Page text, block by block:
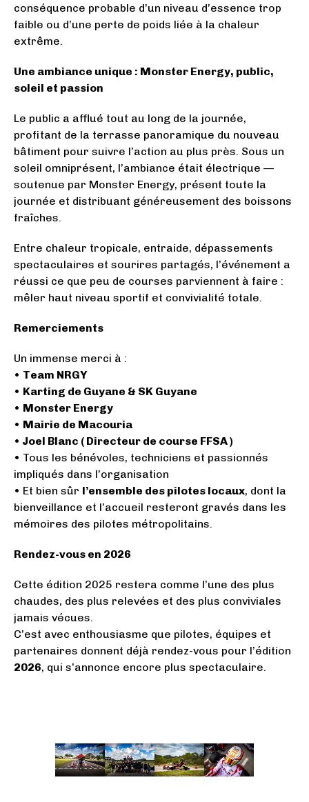
conséquence probable d’un niveau d’essence trop
faible ou d’une perte de poids liée à la chaleur
extrême.
Une ambiance unique : Monster Energy, public,
soleil et passion
Le public a afflué tout au long de la journée,
profitant de la terrasse panoramique du nouveau
bâtiment pour suivre l’action au plus près. Sous un
soleil omniprésent, l’ambiance était électrique —
soutenue par Monster Energy, présent toute la
journée et distribuant généreusement des boissons
fraîches.
Entre chaleur tropicale, entraide, dépassements
spectaculaires et sourires partagés, l’événement a
réussi ce que peu de courses parviennent à faire :
mêler haut niveau sportif et convivialité totale.
Remerciements
Un immense merci à :
• Team NRGY
• Karting de Guyane & SK Guyane
• Monster Energy
• Mairie de Macouria
• Joel Blanc ( Directeur de course FFSA )
• Tous les bénévoles, techniciens et passionnés
impliqués dans l’organisation
• Et bien sûr l’ensemble des pilotes locaux, dont la
bienveillance et l’accueil resteront gravés dans les
mémoires des pilotes métropolitains.
Rendez-vous en 2026
Cette édition 2025 restera comme l’une des plus
chaudes, des plus relevées et des plus conviviales
jamais vécues.
C’est avec enthousiasme que pilotes, équipes et
partenaires donnent déjà rendez-vous pour l’édition
2026, qui s’annonce encore plus spectaculaire.